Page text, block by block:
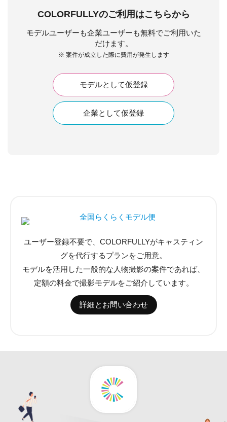
COLORFULLYのご利用はこちらから
モデルユーザーも企業ユーザーも無料でご利用いた
だけます。
※ 案件が成立した際に費用が発生します
モデルとして仮登録
企業として仮登録
ユーザー登録不要で、COLORFULLYがキャスティン
グを代行するプランをご用意。
モデルを活用した一般的な人物撮影の案件であれば、
定額の料金で撮影モデルをご紹介しています。
詳細とお問い合わせ